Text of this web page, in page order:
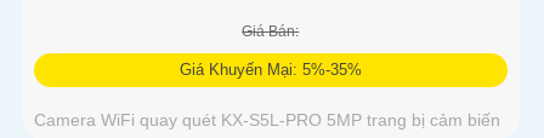
Giá Bán:
Giá Khuyến Mại: 5%-35%
Camera WiFi quay quét KX-S5L-PRO 5MP trang bị cảm biến